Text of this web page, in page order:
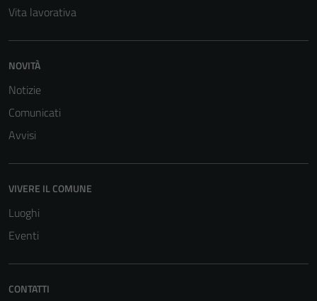
Vita lavorativa
NOVITÀ
Notizie
Comunicati
Avvisi
VIVERE IL COMUNE
Luoghi
Eventi
CONTATTI